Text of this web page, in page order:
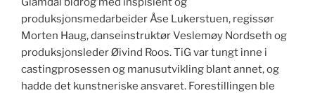
produksjonsmedarbeider Åse Lukerstuen, regissør
Morten Haug, danseinstruktør Veslemøy Nordseth og
produksjonsleder Øivind Roos. TiG var tungt inne i
castingprosessen og manusutvikling blant annet, og
hadde det kunstneriske ansvaret. Forestillingen ble